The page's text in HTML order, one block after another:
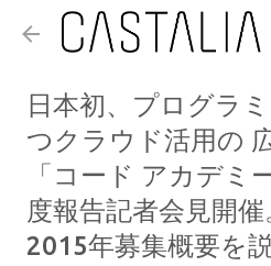
スキップしてメイン
日本初、プログラ
つクラウド活用の
「コード アカデミ
度報告記者会見開
2015年募集概要を説